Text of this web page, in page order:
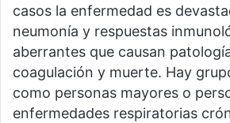
casos la enfermedad es
neumonía y respuestas
aberrantes que causan
coagulación y muerte. Hay
como personas mayores o
enfermedades respiratorias